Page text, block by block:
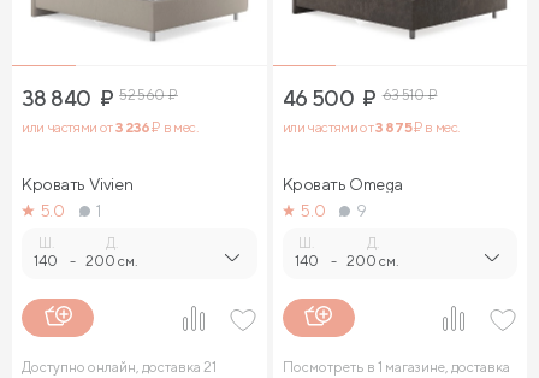
38 840 ₽ 52 560₽
или частями от3 236₽ в мес.
Кровать Vivien
5.0
1
140 -
Д.
200 см.
Доступно онлайн, доставка 21
46 500 ₽ 63 510₽
или частями от3 875₽ в мес.
Кровать Omega
5.0
9
140 -
Д.
200 см.
Посмотреть в 1 магазине, доставка